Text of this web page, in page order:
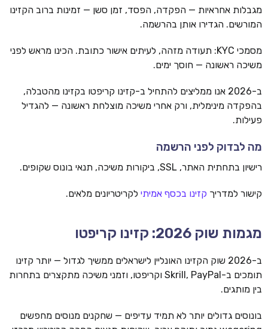
מגבלות אחראיות — הפקדה, הפסד, זמן סשן — זמינות ברוב הקזינו
המורשים. הגדירו אותן בהרשמה.
מסמכי KYC: תעודה מזהה, לעיתים אישור כתובת. הכינו מראש לפני
משיכה ראשונה — חוסך ימים.
ב-2026 אנו ממליצים להתחיל ב-קזינו קריפטו בקזינו מהטבלה,
בהפקדה מינימלית, ורק אחרי משיכה מוצלחת ראשונה — להגדיל
פעילות.
מה לבדוק לפני הרשמה
רישיון בתחתית האתר, SSL, ביקורות משיכה, תנאי בונוס שקופים.
קישור למדריך קזינו בכסף אמיתי לקריטריונים מלאים.
מגמות שוק 2026: קזינו קריפטו
ב-2026 שוק הקזינו האונליין לישראלים ממשיך לגדול — יותר קזינו
תומכים ב-Skrill, PayPal וקריפטו, וזמני משיכה מתקצרים בתחרות
בין מותגים.
בונוסים גדולים יותר לא תמיד עדיפים — שחקנים מנוסים מחפשים